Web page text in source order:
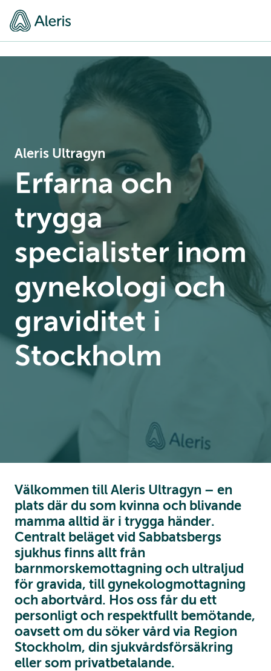
Aleris Ultragyn
Erfarna och
trygga
specialister inom
gynekologi och
graviditet i
Stockholm
Välkommen till Aleris Ultragyn – en
plats där du som kvinna och blivande
mamma alltid är i trygga händer.
Centralt beläget vid Sabbatsbergs
sjukhus finns allt från
barnmorskemottagning och ultraljud
för gravida, till gynekologmottagning
och abortvård. Hos oss får du ett
personligt och respektfullt bemötande,
oavsett om du söker vård via Region
Stockholm, din sjukvårdsförsäkring
eller som privatbetalande.